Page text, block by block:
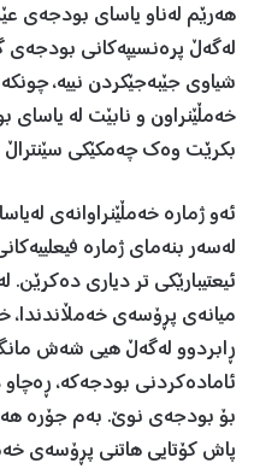
هه‌رێم له‌ناو یاسای بودجه‌ی
له‌گه‌ڵ پره‌نسیپه‌كانی
شیاوی جێبه‌جێكردن نییه،
خه‌مڵێنراون و نابێت له‌
بكرێت وه‌ك چه‌مكێكی
ئه‌و ژماره‌ خه‌مڵێنراوانه‌ی
له‌سه‌ر بنه‌مای ژماره‌
ئیعتیبارێكی تر دیاری
میانه‌ی پڕۆسه‌ی خه‌مڵاندندا،
ڕابردوو له‌گه‌ڵ هیی شه‌ش
ئاماده‌كردنی بودجه‌كه،‌
بۆ بودجه‌ی نوێ. به‌م جۆره‌
پاش كۆتایی هاتنی پڕۆسه‌ی